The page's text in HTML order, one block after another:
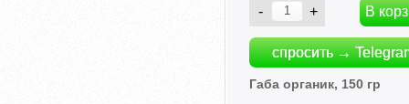
спросить →
Габа органик, 150 гр